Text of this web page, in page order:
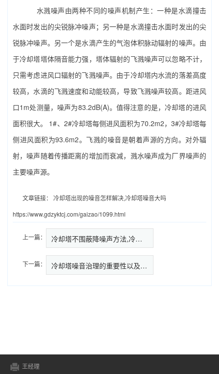
水溅噪声由两种不同的噪声机制产生：一种是水滴撞击
水面时发出的尖锐脉冲噪声；另一种是水滴撞击水面时发出的尖
锐脉冲噪声。另一个是水滴产生的气泡体积脉动辐射的噪声。由
于冷却塔塔体隔音能力强，塔体辐射的飞溅噪声可以忽略不计，
只需考虑进风口辐射的飞溅噪声。由于冷却塔内水流的落差高度
较高，水滴的飞溅速度和动能较高，导致飞溅噪声较高。距进风
口1m处测量，噪声为83.2dB(A)。值得注意的是，冷却塔的进风
面积很大。 1#、2#冷却塔每侧进风面积为70.2m2，3#冷却塔每
侧进风面积为93.6m2。飞溅的噪音是朝着声源的方向。对外辐
射，噪声随着传播距离的增加而衰减，溅水噪声成为厂界噪声的
主要噪声源。
文章链接：
冷却塔出现的噪音怎样解决,冷却塔噪音大吗
https://www.gdzyktcj.com/gaizao/1099.html
上一篇： 冷却塔不围蔽降噪声方法,冷却塔…
下一篇： 冷却塔噪音治理的重要性以及噪声
王经理